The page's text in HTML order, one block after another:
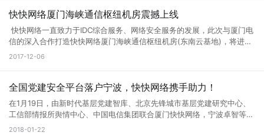
商务领取免费体验名额。 测试IP:123.129.217.1
随后，由党支部书记张功洪作党建共建工作情况介绍，以先锋引领、共建
快快网络CEO林思弘介绍公司的基本情况 在详细了解企业的运营情
况后，王怡平对公司当前的发展情况表示肯定，并从国家宏观政策、行业
环境、未来发展大势等方面阐述了大数据、云计算行业发展的机遇和挑
战。他强调，5G网络是“新基建”的重要组成部分，也是推动经济社会数字
强技术攻关，积极培育更多基于5G技术的新产品、新服务，助力行业应
用和发展。 林思弘代表公司感谢中国电信厦门分公司长期以来的大力
支持和帮助，希望双方能够进一步深化合作，协同开展5G应用创新探
快快网络厦门海峡通信枢纽机房震撼上线
快快网络一直致力于IDC综合服务、网络安全服务的发展，此次与厦门电
信的深入合作打造快快网络厦门海峡通信枢纽机房(东南云基地)，将进一
步深耕厦门市场，将云安全业务推向更广阔的市场。 快快网络厦门海峡
出口带宽近2T级，配套三个回路供电系统，配备了福建省首个液态冷却
枢纽机房是快快网络公司2017年全力重点打造的核心项目。 电力供应 机
房配电系统容量为22342KVA，采用三路高压进线每回线路的供电容量为
9600KVA，两组一备。并设有4台2400KVA的备用高压柴油发电机组，
2017-12-06
全国党建安全平台落户宁波，快快网络携手助力！
在1月19日，由新时代基层党建智库、北京先锋城市基层党建研究中心、
工信部情报所舆情中心、中国电信集团联合厦门快快网络，宁波卓智等共
同建设的“全国党务政务网络防护平台”工程在浙江宁波顺利启动，这也是
2018-01-22